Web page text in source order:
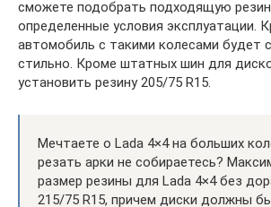
сможете подобрать подходящую
определенные условия эксплуатации.
автомобиль с такими колесами будет
стильно. Кроме штатных шин для
установить резину 205/75 R15.
Мечтаете о Lada 4×4 на больших
резать арки не собираетесь?
размер резины для Lada 4×4 без
215/75 R15, причем диски должны